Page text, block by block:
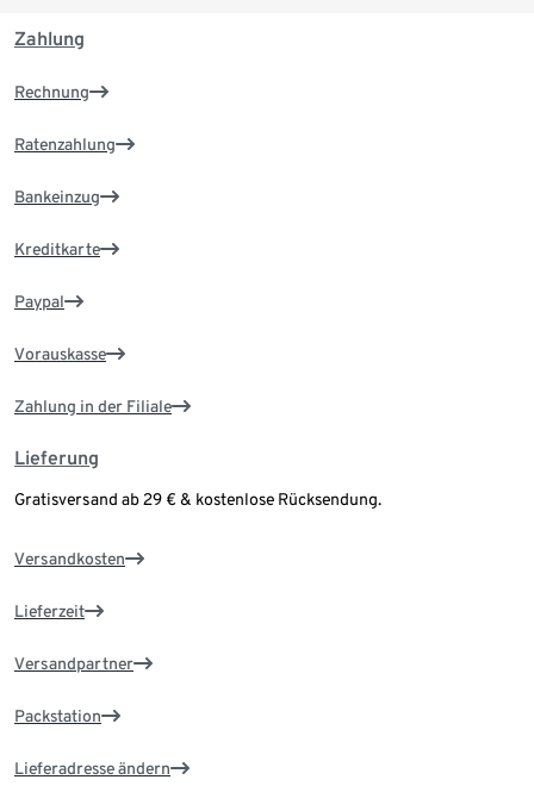
Zahlung
Rechnung
Ratenzahlung
Bankeinzug
Kreditkarte
Paypal
Vorauskasse
Zahlung in der Filiale
Lieferung
Gratisversand ab 29 € & kostenlose Rücksendung.
Versandkosten
Lieferzeit
Versandpartner
Packstation
Lieferadresse ändern